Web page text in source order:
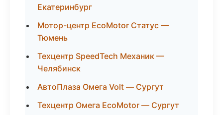
Екатеринбург
Мотор-центр EcoMotor Статус —
Тюмень
Техцентр SpeedTech Механик —
Челябинск
АвтоПлаза Омега Volt — Сургут
Техцентр Омега EcoMotor — Сургут